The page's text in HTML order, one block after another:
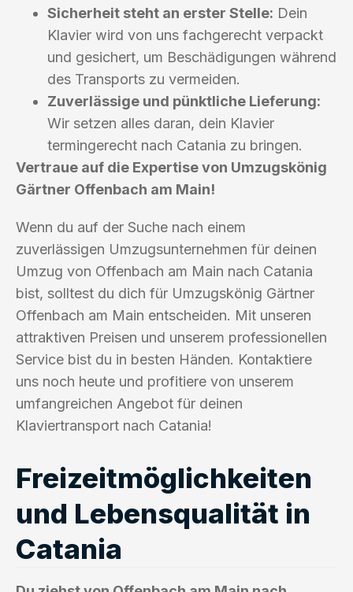
Sicherheit steht an erster Stelle: Dein
Klavier wird von uns fachgerecht verpackt
und gesichert, um Beschädigungen während
des Transports zu vermeiden.
Zuverlässige und pünktliche Lieferung:
Wir setzen alles daran, dein Klavier
termingerecht nach Catania zu bringen.
Vertraue auf die Expertise von Umzugskönig
Gärtner Offenbach am Main!
Wenn du auf der Suche nach einem
zuverlässigen Umzugsunternehmen für deinen
Umzug von Offenbach am Main nach Catania
bist, solltest du dich für Umzugskönig Gärtner
Offenbach am Main entscheiden. Mit unseren
attraktiven Preisen und unserem professionellen
Service bist du in besten Händen. Kontaktiere
uns noch heute und profitiere von unserem
umfangreichen Angebot für deinen
Klaviertransport nach Catania!
Freizeitmöglichkeiten
und Lebensqualität in
Catania